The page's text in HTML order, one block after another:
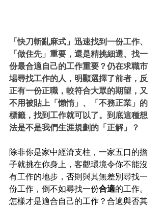
「快刀斬亂麻式」迅速找到一份工作、
「做住先」重要，還是精挑細選、找一
份最合適自己的工作重要？仍在求職市
場尋找工作的人，明顯選擇了前者，反
正有一份正職，較符合大眾的期望，又
不用被貼上「懶惰」、「不務正業」的
標籤，找到工作就可以了。到底這種想
法是不是我們生涯規劃的「正解」？
除非你是家中經濟支柱，一家五口的擔
子就挑在你身上，客觀環境令你不能沒
有工作的地步，否則與其無差別尋找一
份工作，倒不如尋找一份合適的工作。
怎樣才是適合自己的工作？合適與否其